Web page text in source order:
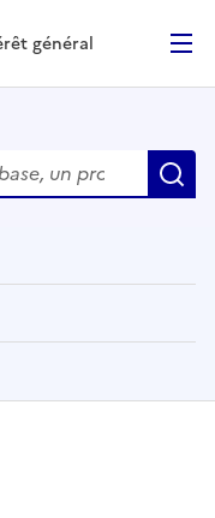
général- Retour à la
général